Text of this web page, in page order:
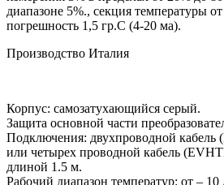
диапазоне 5%., секция температуры
погрешность 1,5 гр.С (4-20 ма).
Производство Италия
Корпус: самозатухающийся серый.
Защита основной части
Подключения: двухпроводной кабель
или четырех проводной кабель
длиной 1.5 м.
Рабочий диапазон температур: от –